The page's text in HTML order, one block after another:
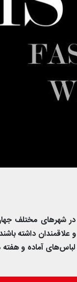
شهرهای مختلف
داشته
لباس‌های آماده و